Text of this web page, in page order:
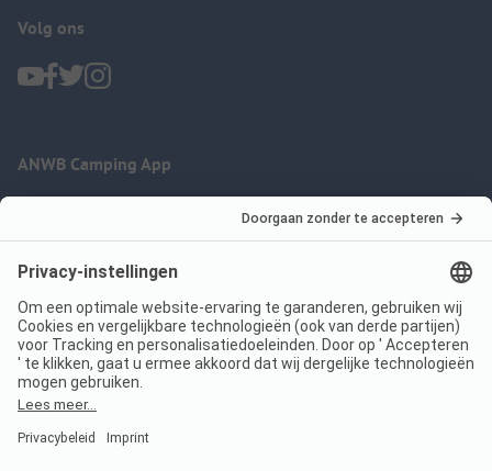
Volg ons
ANWB Camping App
Imprint
Jouw privacy
Voorwaarden
Wet digitale diensten